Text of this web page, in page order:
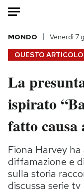
HOME
Italia
Politica
Tecnologia
Scienza
Cultura
Economia
QUESTO ARTICOLO
MONDO Venerdì 7
La
ispirato
fatto
Fiona Harvey
diffamazione e
sulla storia
discussa serie tv